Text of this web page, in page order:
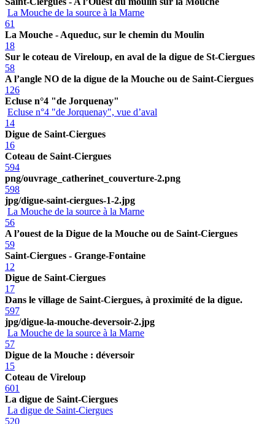
La Mouche de la source à la Marne
61
La Mouche - Aqueduc, sur le chemin du Moulin
18
Sur le coteau de Vireloup, en aval de la digue de St-Ciergues
58
A l’angle NO de la digue de la Mouche ou de Saint-Ciergues
126
Ecluse n°4 "de Jorquenay"
Ecluse n°4 "de Jorquenay", vue d’aval
14
Digue de Saint-Ciergues
16
Coteau de Saint-Ciergues
594
png/ouvrage_catherinet_couverture-2.png
598
jpg/digue-saint-ciergues-1-2.jpg
La Mouche de la source à la Marne
56
A l’ouest de la Digue de la Mouche ou de Saint-Ciergues
59
Saint-Ciergues - Grange-Fontaine
12
Digue de Saint-Ciergues
17
Dans le village de Saint-Ciergues, à proximité de la digue.
597
jpg/digue-la-mouche-deversoir-2.jpg
La Mouche de la source à la Marne
57
Digue de la Mouche : déversoir
15
Coteau de Vireloup
601
La digue de Saint-Ciergues
La digue de Saint-Ciergues
520